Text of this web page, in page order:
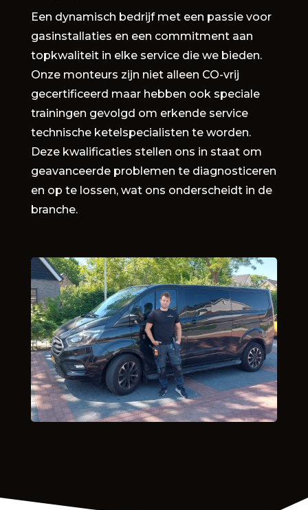
Een dynamisch bedrijf met een passie voor
gasinstallaties en een commitment aan
topkwaliteit in elke service die we bieden.
Onze monteurs zijn niet alleen CO-vrij
gecertificeerd maar hebben ook speciale
trainingen gevolgd om erkende service
technische ketelspecialisten te worden.
Deze kwalificaties stellen ons in staat om
geavanceerde problemen te diagnosticeren
en op te lossen, wat ons onderscheidt in de
branche.